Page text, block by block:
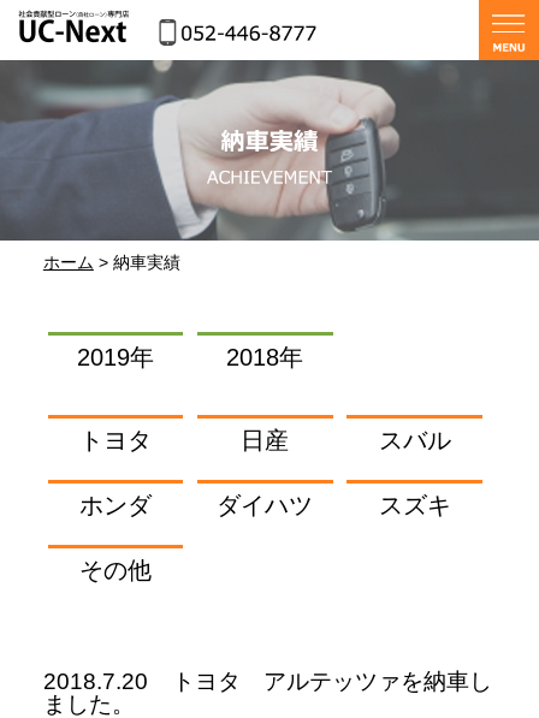
ホーム > 納車実績
2019年 2018年
トヨタ 日産 スバル
ホンダ ダイハツ スズキ
その他
2018.7.20
トヨタ アルテッツァを納車し
ました。